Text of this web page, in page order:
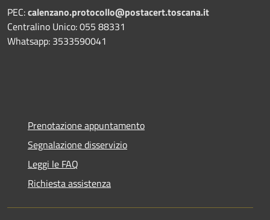
PEC:calenzano.protocollo@postacert.toscana.it
Centralino Unico: 055 88331
Whatsapp: 3533590041
Prenotazione appuntamento
Segnalazione disservizio
Leggi le FAQ
Richiesta assistenza